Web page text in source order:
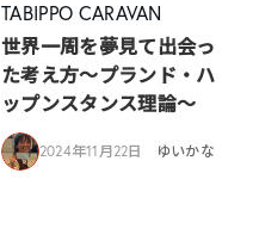
TABIPPO CARAVAN
世界一周を夢見て出会っ
た考え方～プランド・ハ
ップンスタンス理論～
2024年11月22日 ゆいかな